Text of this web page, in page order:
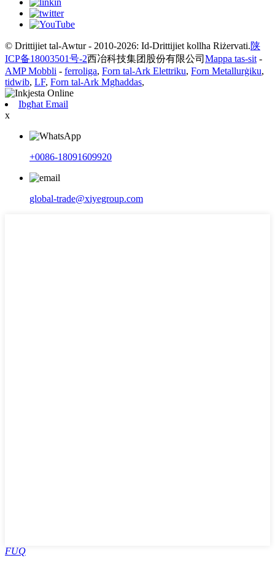
© Drittijiet tal-Awtur - 2010-2026: Id-Drittijiet kollha Riżervati.陕
ICP备18003501号-2西冶科技集团股份有限公司 Mappa tas-sit -
AMP Mobbli - ferroliga, Forn tal-Ark Elettriku, Forn Metallurġiku,
tidwib, LF, Forn tal-Ark Mgħaddas,
Ibgħat Email
x
+0086-18091609920
global-trade@xiyegroup.com
FUQ